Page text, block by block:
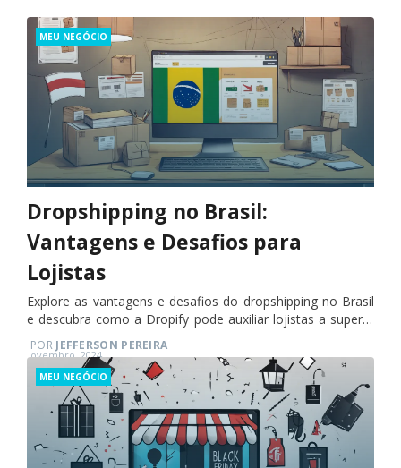
Categories
MEU NEGÓCIO
Dropshipping no Brasil:
Vantagens e Desafios para
Lojistas
Explore as vantagens e desafios do dropshipping no Brasil
e descubra como a Dropify pode auxiliar lojistas a superá-
los.
PORJEFFERSON PEREIRA
Posted
on
ovembro, 2024
Categories
MEU NEGÓCIO